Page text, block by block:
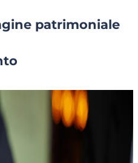
patrimoniale